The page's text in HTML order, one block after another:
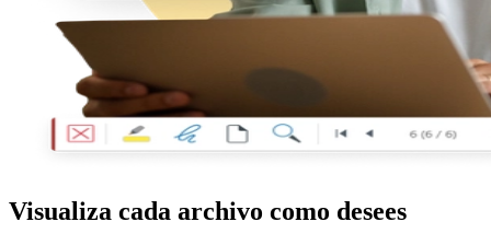
Visualiza cada archivo como desees